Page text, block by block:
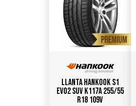
Llanta HANKOOK S1
Evo2 SUV K117A 255/55
R18 109V